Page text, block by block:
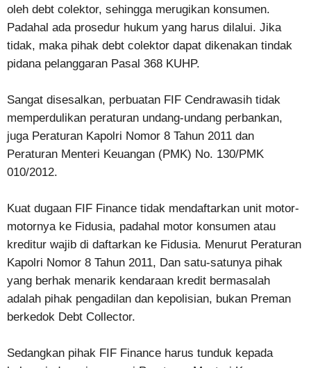
oleh debt colektor, sehingga merugikan konsumen.
Padahal ada prosedur hukum yang harus dilalui. Jika
tidak, maka pihak debt colektor dapat dikenakan tindak
pidana pelanggaran Pasal 368 KUHP.
Sangat disesalkan, perbuatan FIF Cendrawasih tidak
memperdulikan peraturan undang-undang perbankan,
juga Peraturan Kapolri Nomor 8 Tahun 2011 dan
Peraturan Menteri Keuangan (PMK) No. 130/PMK
010/2012.
Kuat dugaan FIF Finance tidak mendaftarkan unit motor-
motornya ke Fidusia, padahal motor konsumen atau
kreditur wajib di daftarkan ke Fidusia. Menurut Peraturan
Kapolri Nomor 8 Tahun 2011, Dan satu-satunya pihak
yang berhak menarik kendaraan kredit bermasalah
adalah pihak pengadilan dan kepolisian, bukan Preman
berkedok Debt Collector.
Sedangkan pihak FIF Finance harus tunduk kepada